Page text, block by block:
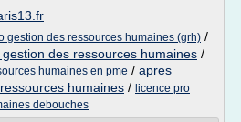
gestion des ressources humaines (grh) /
des ressources humaines /
humaines en pme / apres
humaines / licence pro
debouches